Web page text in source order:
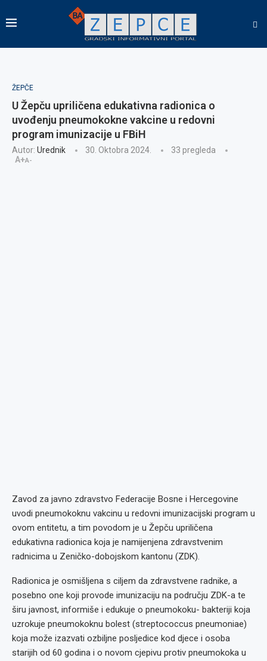
ŽEPČE
U Žepču upriličena edukativna radionica o
uvođenju pneumokokne vakcine u redovni
program imunizacije u FBiH
Autor: Urednik 30. Oktobra 2024. 33 pregleda
A+A-
Zavod za javno zdravstvo Federacije Bosne i Hercegovine
uvodi pneumokoknu vakcinu u redovni imunizacijski program u
ovom entitetu, a tim povodom je u Žepču upriličena
edukativna radionica koja je namijenjena zdravstvenim
radnicima u Zeničko-dobojskom kantonu (ZDK).
Radionica je osmišljena s ciljem da zdravstvene radnike, a
posebno one koji provode imunizaciju na području ZDK-a te
širu javnost, informiše i edukuje o pneumokoku- bakteriji koja
uzrokuje pneumokoknu bolest (streptococcus pneumoniae)
koja može izazvati ozbiljne posljedice kod djece i osoba
starijih od 60 godina i o novom cjepivu protiv pneumokoka u